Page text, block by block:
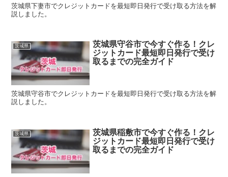
茨城県下妻市でクレジットカードを最短即日発行で受け取る方法を解
説しました。
茨城県
茨城県守谷市で今すぐ作る！クレ
ジットカード最短即日発行で受け
取るまでの完全ガイド
茨城県守谷市でクレジットカードを最短即日発行で受け取る方法を解
説しました。
茨城県
茨城県稲敷市で今すぐ作る！クレ
ジットカード最短即日発行で受け
取るまでの完全ガイド